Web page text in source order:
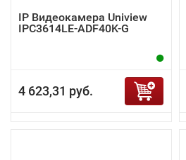
IP Видеокамера Uniview
IPC3614LE-ADF40K-G
4 623,31 руб.